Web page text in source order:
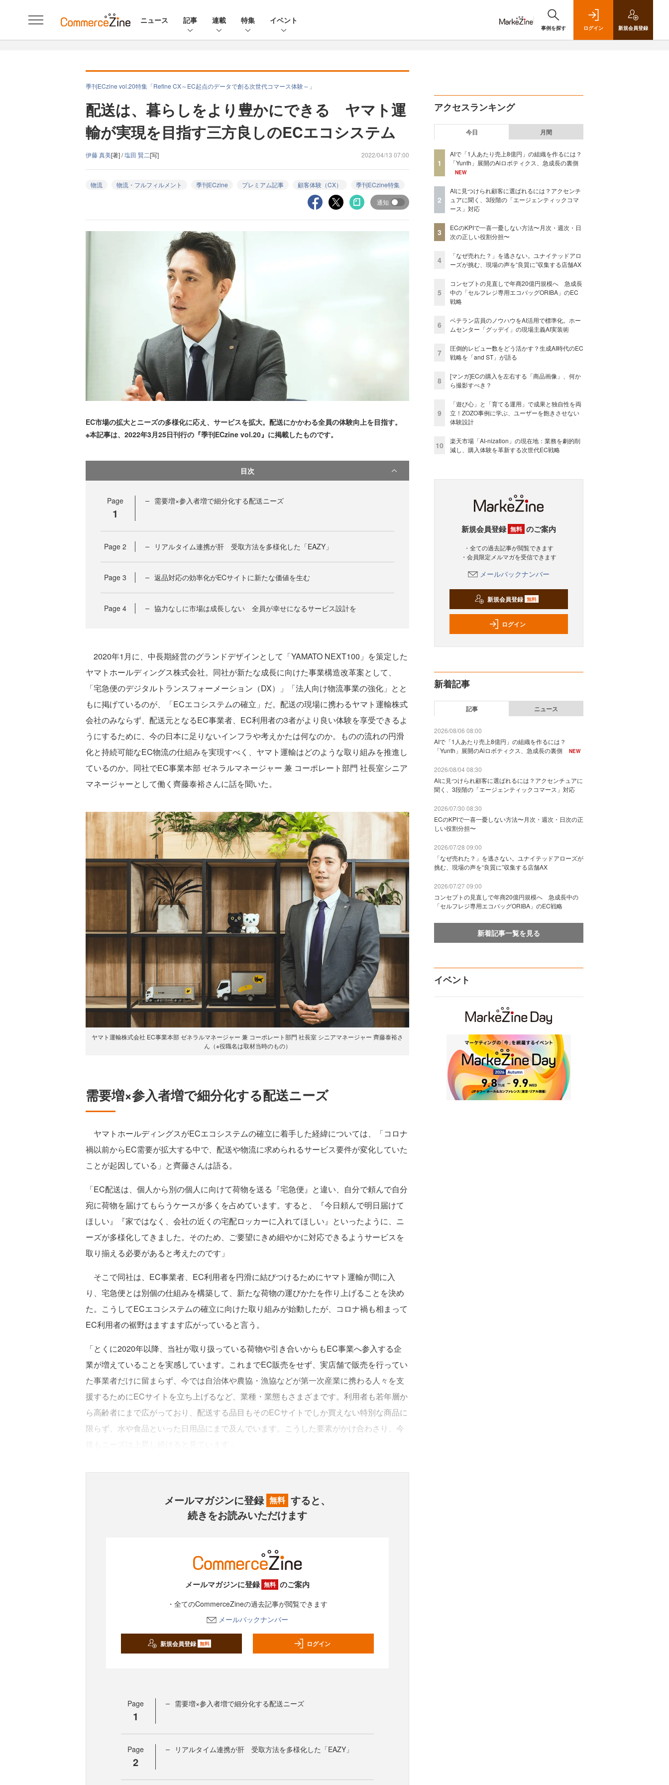
ニュース 記事 連載 特集 イベント
事例を探す ログイン 新規会員登録
季刊ECzine vol.20特集「Refine CX～EC起点のデータで創る次世代コマース体験～」
配送は、暮らしをより豊かにできる ヤマト運
輸が実現を目指す三方良しのECエコシステム
伊藤 真美[著] /塩田 賢二[写] 2022/04/13 07:00
物流 物流・フルフィルメント 季刊ECzine プレミアム記事 顧客体験（CX） 季刊ECzine特集
通知
EC市場の拡大とニーズの多様化に応え、サービスを拡大。配送にかかわる全員の体験向上を目指す。
※本記事は、2022年3月25日刊行の『季刊ECzine vol.20』に掲載したものです。
目次
Page
1
需要増×参入者増で細分化する配送ニーズ
Page 2 リアルタイム連携が肝 受取方法を多様化した「EAZY」
Page 3 返品対応の効率化がECサイトに新たな価値を生む
Page 4 協力なしに市場は成長しない 全員が幸せになるサービス設計を
2020年1月に、中長期経営のグランドデザインとして「YAMATO NEXT100」を策定した
ヤマトホールディングス株式会社。同社が新たな成長に向けた事業構造改革案として、
「宅急便のデジタルトランスフォーメーション（DX）」「法人向け物流事業の強化」とと
もに掲げているのが、「ECエコシステムの確立」だ。配送の現場に携わるヤマト運輸株式
会社のみならず、配送元となるEC事業者、EC利用者の3者がより良い体験を享受できるよ
うにするために、今の日本に足りないインフラや考えかたは何なのか。ものの流れの円滑
化と持続可能なEC物流の仕組みを実現すべく、ヤマト運輸はどのような取り組みを推進し
ているのか。同社でEC事業本部 ゼネラルマネージャー 兼 コーポレート部門 社長室シニア
マネージャーとして働く齊藤泰裕さんに話を聞いた。
ヤマト運輸株式会社 EC事業本部 ゼネラルマネージャー 兼 コーポレート部門 社長室 シニアマネージャー 齊藤泰裕さ
ん（※役職名は取材当時のもの）
需要増×参入者増で細分化する配送ニーズ
ヤマトホールディングスがECエコシステムの確立に着手した経緯については、「コロナ
禍以前からEC需要が拡大する中で、配送や物流に求められるサービス要件が変化していた
ことが起因している」と齊藤さんは語る。
「EC配送は、個人から別の個人に向けて荷物を送る『宅急便』と違い、自分で頼んで自分
宛に荷物を届けてもらうケースが多くを占めています。すると、『今日頼んで明日届けて
ほしい』『家ではなく、会社の近くの宅配ロッカーに入れてほしい』といったように、ニ
ーズが多様化してきました。そのため、ご要望にきめ細やかに対応できるようサービスを
取り揃える必要があると考えたのです」
そこで同社は、EC事業者、EC利用者を円滑に結びつけるためにヤマト運輸が間に入
り、宅急便とは別個の仕組みを構築して、新たな荷物の運びかたを作り上げることを決め
た。こうしてECエコシステムの確立に向けた取り組みが始動したが、コロナ禍も相まって
EC利用者の裾野はますます広がっていると言う。
「とくに2020年以降、当社が取り扱っている荷物や引き合いからもEC事業へ参入する企
業が増えていることを実感しています。これまでEC販売をせず、実店舗で販売を行ってい
た事業者だけに留まらず、今では自治体や農協・漁協などが第一次産業に携わる人々を支
援するためにECサイトを立ち上げるなど、業種・業態もさまざまです。利用者も若年層か
ら高齢者にまで広がっており、配送する品目もそのECサイトでしか買えない特別な商品に
限らず、水や食品といった日用品にまで及んでいます。こうした要素がかけ合わさり、今
メールマガジンに登録 無料 すると、
続きをお読みいただけます
メールマガジンに登録 無料 のご案内
・全てのCommerceZineの過去記事が閲覧できます
メールバックナンバー
新規会員登録 無料 ログイン
Page
1
需要増×参入者増で細分化する配送ニーズ
Page
2
リアルタイム連携が肝 受取方法を多様化した「EAZY」
アクセスランキング
今日 月間
1
AIで「1人あたり売上8億円」の組織を作るには？
「Yunth」展開のAiロボティクス、急成長の裏側
NEW
2
AIに見つけられ顧客に選ばれるには？アクセンチ
ュアに聞く、3段階の「エージェンティックコマ
ース」対応
3
ECのKPIで一喜一憂しない方法〜月次・週次・日
次の正しい役割分担〜
4
「なぜ売れた？」を逃さない。ユナイテッドアロ
ーズが挑む、現場の声を“良質に”収集する店舗AX
5
コンセプトの見直しで年商20億円規模へ 急成長
中の「セルフレジ専用エコバッグORIBA」のEC
戦略
6
ベテラン店員のノウハウをAI活用で標準化。ホー
ムセンター「グッデイ」の現場主義AI実装術
7
圧倒的レビュー数をどう活かす？生成AI時代のEC
戦略を「and ST」が語る
8
[マンガ]ECの購入を左右する「商品画像」、何か
ら撮影すべき？
9
「遊び心」と「育てる運用」で成果と独自性を両
立！ZOZO事例に学ぶ、ユーザーを飽きさせない
体験設計
10
楽天市場「AI-nization」の現在地：業務を劇的削
減し、購入体験を革新する次世代EC戦略
新規会員登録 無料 のご案内
・全ての過去記事が閲覧できます
・会員限定メルマガを受信できます
メールバックナンバー
新規会員登録 無料
ログイン
新着記事
記事 ニュース
2026/08/06 08:00
AIで「1人あたり売上8億円」の組織を作るには？
「Yunth」展開のAiロボティクス、急成長の裏側
NEW
2026/08/04 08:30
AIに見つけられ顧客に選ばれるには？アクセンチュアに
聞く、3段階の「エージェンティックコマース」対応
2026/07/30 08:30
ECのKPIで一喜一憂しない方法〜月次・週次・日次の正
しい役割分担〜
2026/07/28 09:00
「なぜ売れた？」を逃さない。ユナイテッドアローズが
挑む、現場の声を“良質に”収集する店舗AX
2026/07/27 09:00
コンセプトの見直しで年商20億円規模へ 急成長中の
「セルフレジ専用エコバッグORIBA」のEC戦略
新着記事一覧を見る
イベント